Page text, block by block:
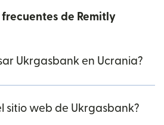
frecuentes de Remitly
Ukrgasbank en Ucrania?
sitio web de Ukrgasbank?